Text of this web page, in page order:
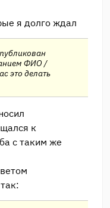
я долго ждал
ФИО /
это делать
к
с таким же